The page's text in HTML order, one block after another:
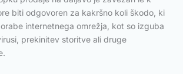
biti odgovoren za kakršno koli škodo, ki
internetnega omrežja, kot so izguba
prekinitev storitve ali druge